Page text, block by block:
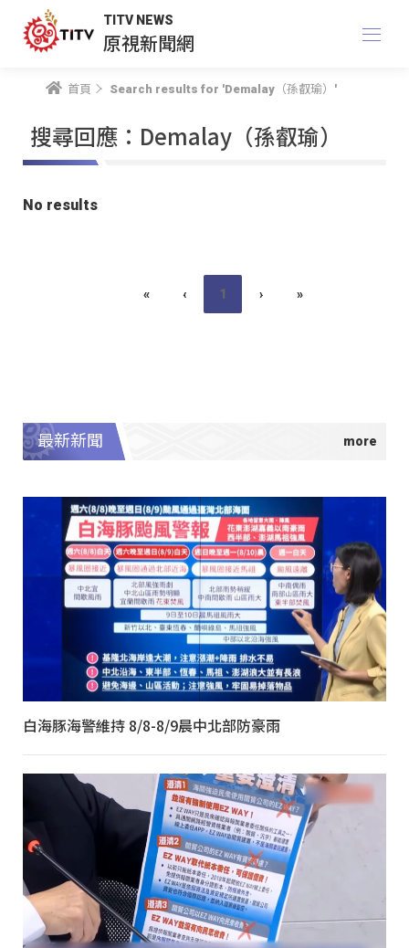
TITV NEWS
原視新聞網
首頁 Search results for 'Demalay（孫叡瑜）'
搜尋回應：Demalay（孫叡瑜）
No results
« ‹ 1 › »
最新新聞
白海豚海警維持 8/8-8/9晨中北部防豪雨